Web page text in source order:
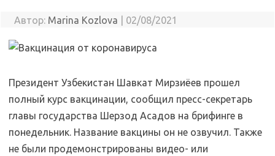
Автор: Marina Kozlova 02/08/2021
Президент Узбекистан Шавкат Мирзиёев прошел
полный курс вакцинации, сообщил пресс-секретарь
главы государства Шерзод Асадов на брифинге в
понедельник. Название вакцины он не озвучил. Также
не были продемонстрированы видео- или